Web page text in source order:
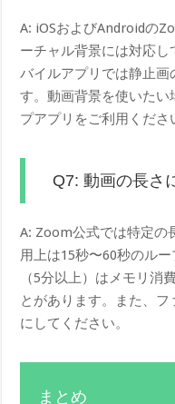
A: iOSおよびAndroidの
ーチャル背景には対応
バイルアプリでは静止
す。動画背景を使いた
プアプリをご利用くださ
Q7: 動画の長さ
A: Zoom公式では特定の
用上は15秒〜60秒のル
（5分以上）はメモリ消
とがあります。また、
にしてください。
まとめ